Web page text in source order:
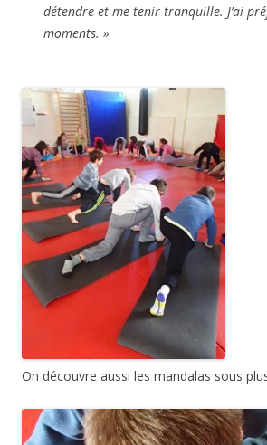
détendre et me tenir tranquille. J’ai
moments. »
On découvre aussi les mandalas sous